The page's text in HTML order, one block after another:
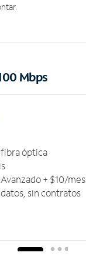
Mbps
óptica
+ $10/mes
sin contratos